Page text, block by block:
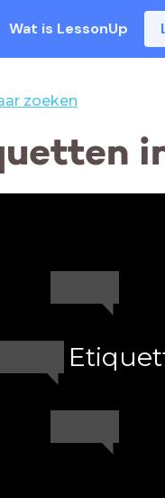
Wat is LessonUp
zoeken